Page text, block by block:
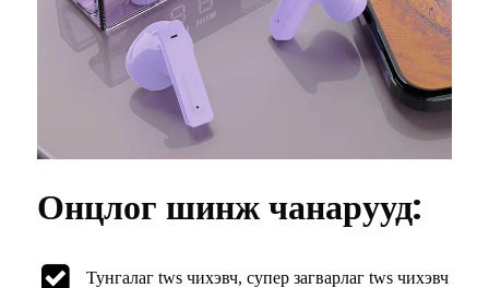
Онцлог шинж чанарууд:
Тунгалаг tws чихэвч, супер загварлаг tws чихэвч